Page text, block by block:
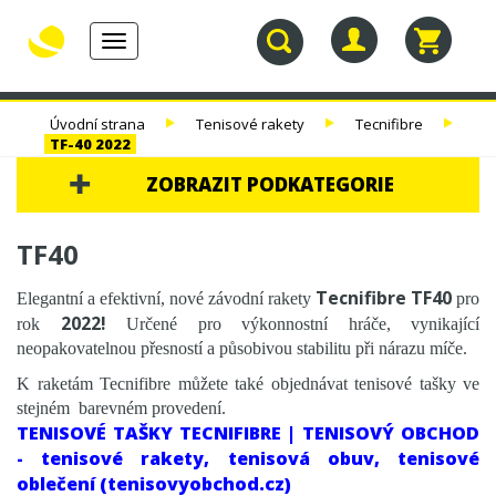
Toggle
navigation
30.
NAROZENINY
TENISOVÉ
TENISOVÉ
TENISOVÉ
Úvodní strana Tenisové rakety
Tecnifibre
TF-40 2022
ZOBRAZIT PODKATEGORIE
TENIS DĚTEM
BALÍČKY RAKET
TESTOVACÍ RAKETY
TESTOVACÍ RAKETY - VÝPRODEJ %
WILSON
YONEX
TF40
Elegantní a efektivní, nové závodní rakety Tecnifibre TF40 pro
rok 2022! Určené pro výkonnostní hráče, vynikající
neopakovatelnou přesností a působivou stabilitu při nárazu míče.
K raketám Tecnifibre můžete také objednávat tenisové tašky ve
stejném barevném provedení.
TENISOVÉ TAŠKY TECNIFIBRE | TENISOVÝ OBCHOD
- tenisové rakety, tenisová obuv, tenisové
oblečení (tenisovyobchod.cz)